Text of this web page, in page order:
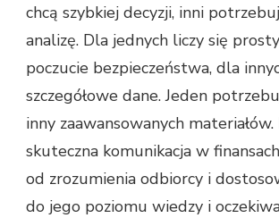
chcą szybkiej decyzji, inni
analizę. Dla jednych liczy się
poczucie bezpieczeństwa, dla
szczegółowe dane. Jeden
inny zaawansowanych
skuteczna komunikacja w
od zrozumienia odbiorcy i
do jego poziomu wiedzy i